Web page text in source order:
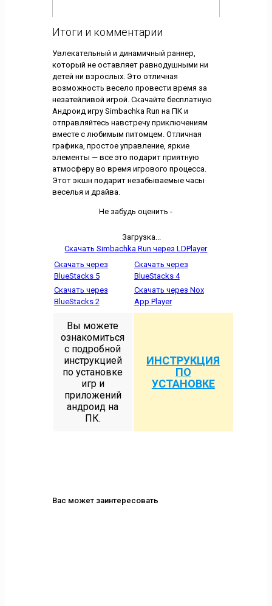
Итоги и комментарии
Увлекательный и динамичный раннер,
который не оставляет равнодушными ни
детей ни взрослых. Это отличная
возможность весело провести время за
незатейливой игрой. Скачайте бесплатную
Андроид игру Simbachka Run на ПК и
отправляйтесь навстречу приключениям
вместе с любимым питомцем. Отличная
графика, простое управление, яркие
элементы — все это подарит приятную
атмосферу во время игрового процесса.
Этот экшн подарит незабываемые часы
веселья и драйва.
Не забудь оценить -
Загрузка...
Скачать Simbachka Run через LDPlayer
Скачать через
BlueStacks 5
Скачать через
BlueStacks 4
Скачать через
BlueStacks 2
Скачать через Nox
App Player
Вы можете
ознакомиться
с подробной
инструкцией
по установке
игр и
приложений
андроид на
ПК.
ИНСТРУКЦИЯ
ПО
УСТАНОВКЕ
Вас может заинтересовать